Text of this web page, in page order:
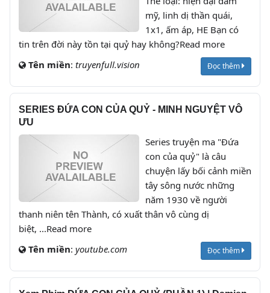
mỹ, linh dị thần quái,
1x1, ấm áp, HE Bạn có
tin trên đời này tồn tại quỷ hay không?Read more
Tên miền: truyenfull.vision Đọc thêm
SERIES ĐỨA CON CỦA QUỶ - MINH NGUYỆT VÔ
ƯU
Series truyện ma "Đứa
con của quỷ" là câu
chuyện lấy bối cảnh miền
tây sông nước những
năm 1930 về người
thanh niên tên Thành, có xuất thân vô cùng dị
biệt, ...Read more
Tên miền: youtube.com Đọc thêm